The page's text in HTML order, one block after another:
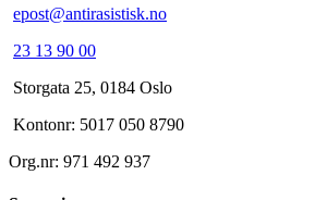
epost@antirasistisk.no
23 13 90 00
Storgata 25, 0184 Oslo
Kontonr: 5017 050 8790
Org.nr: 971 492 937